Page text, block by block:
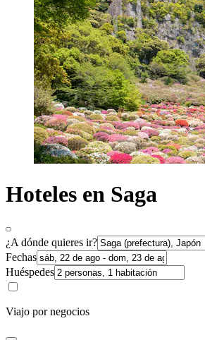
Hoteles en Saga
¿A dónde quieres ir?
Fechas
Huéspedes
Viajo por negocios